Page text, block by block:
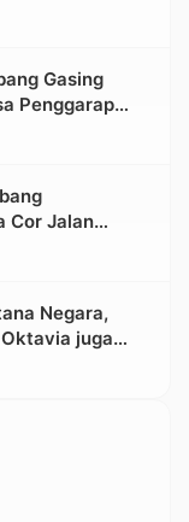
Gasing
Penggarap
Cor Jalan
Negara,
juga